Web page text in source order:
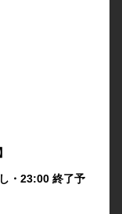
・23:00 終了予